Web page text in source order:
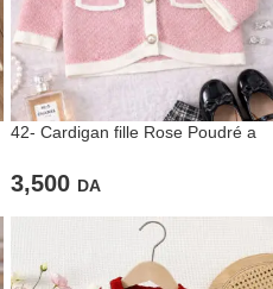
42- Cardigan fille Rose Poudré a
3,500 DA